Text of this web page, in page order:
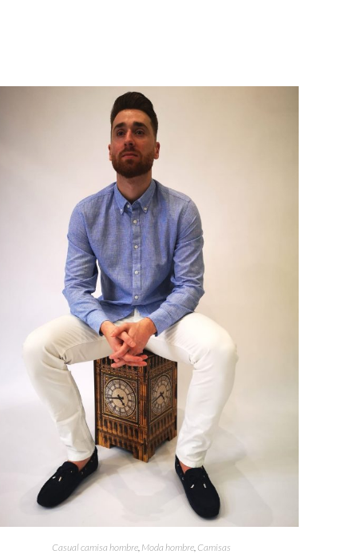
Casual camisa hombre, Moda hombre, Camisas